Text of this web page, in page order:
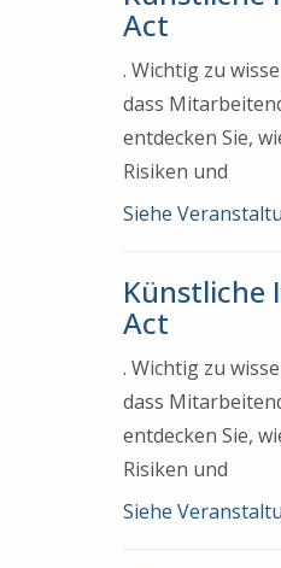
Act
. Wichtig zu
dass
entdecken Sie,
Risiken und
Siehe
Künstliche
Act
. Wichtig zu
dass
entdecken Sie,
Risiken und
Siehe